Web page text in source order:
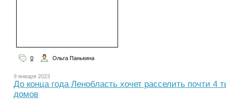
0 Ольга Панькина
9 января 2023
До конца года Ленобласть хочет расселить почти 4
домов